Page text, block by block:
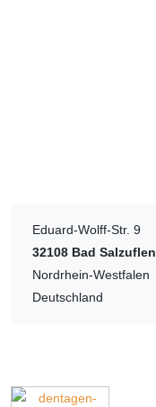
Eduard-Wolff-Str. 9
32108 Bad Salzuflen
Nordrhein-Westfalen
Deutschland